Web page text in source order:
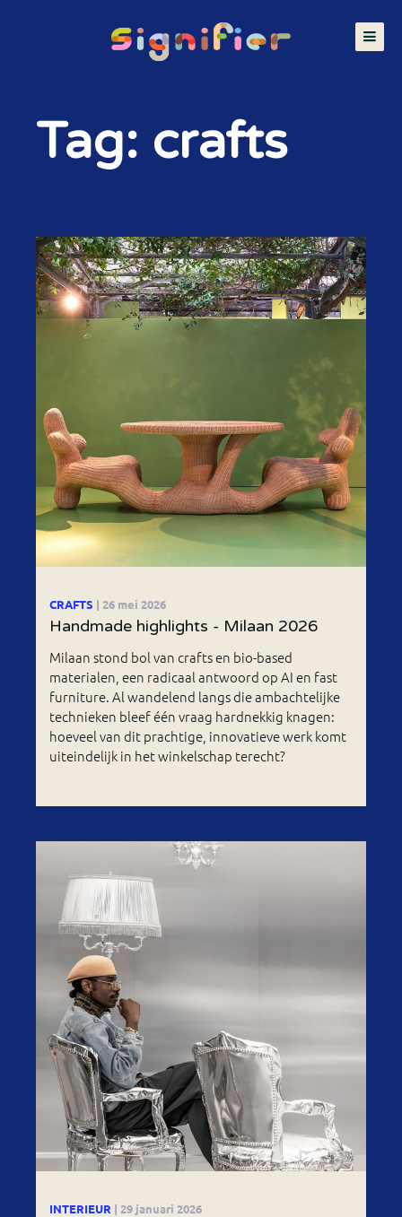
Tag: crafts
CRAFTS | 26 mei 2026
Handmade highlights - Milaan 2026
Milaan stond bol van crafts en bio-based
materialen, een radicaal antwoord op AI en fast
furniture. Al wandelend langs die ambachtelijke
technieken bleef één vraag hardnekkig knagen:
hoeveel van dit prachtige, innovatieve werk komt
uiteindelijk in het winkelschap terecht?
INTERIEUR | 29 januari 2026